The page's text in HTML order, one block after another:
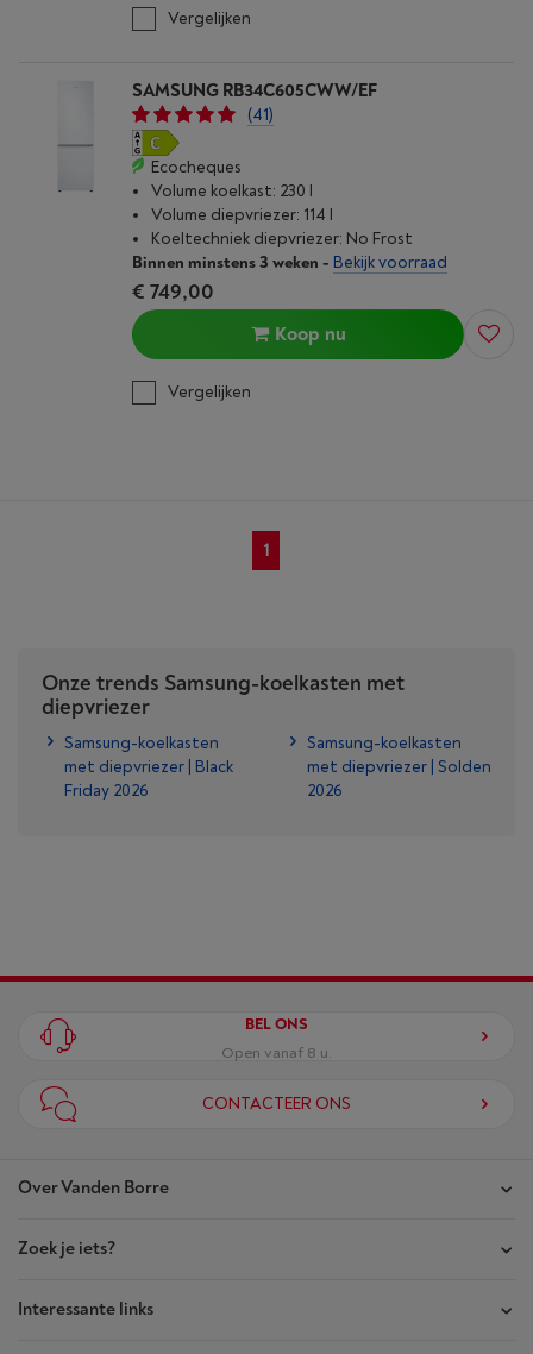
Vergelijken
SAMSUNG RB34C605CWW/EF
(41)
Ecocheques
Volume koelkast: 230 l
Volume diepvriezer: 114 l
Koeltechniek diepvriezer: No Frost
Binnen minstens 3 weken - Bekijk voorraad
€ 749,00
Koop nu
Vergelijken
1
Onze trends Samsung-koelkasten met
diepvriezer
Samsung-koelkasten
met diepvriezer | Black
Friday 2026
Samsung-koelkasten
met diepvriezer | Solden
2026
Over Vanden Borre
Onze winkels
Akte van Vertrouwen
Zoek je iets?
Je bestellingen
Interessante links
BEL ONS
Open vanaf 8 u.
CONTACTEER ONS